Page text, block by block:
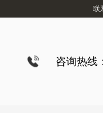
联
咨询热线